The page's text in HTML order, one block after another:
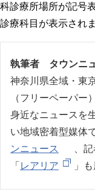
科診療所場所が記号
診療科目が表示されま
執筆者 タウンニ
神奈川県全域・東
（フリーペーパー
身近なニュースを
い地域密着型媒体
ンニュース
、
「 レアリア 」